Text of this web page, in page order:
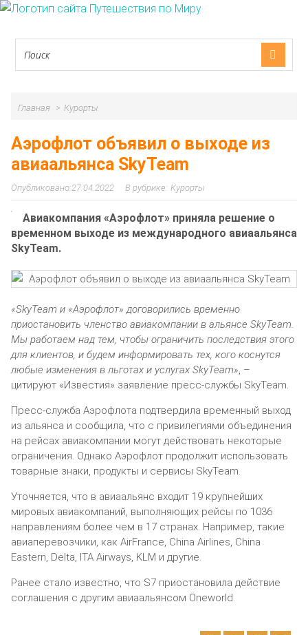
Главная Курорты
Аэрофлот объявил о выходе из
авиаальянса SkyTeam
27.04.2022 Курорты
Авиакомпания «Аэрофлот» приняла решение о
временном выходе из международного авиаальянса
SkyTeam.
«SkyTeam и «Аэрофлот» договорились временно
приостановить членство авиакомпании в альянсе SkyTeam.
Мы работаем над тем, чтобы ограничить последствия этого
для клиентов, и будем информировать тех, кого коснутся
любые изменения в льготах и услугах SkyTeam» , –
цитируют «Известия» заявление пресс-службы SkyTeam.
Пресс-служба Аэрофлота подтвердила временный выход
из альянса и сообщила, что с привилегиями объединения
на рейсах авиакомпании могут действовать некоторые
ограничения. Однако Аэрофлот продолжит использовать
товарные знаки, продукты и сервисы SkyTeam.
Уточняется, что в авиаальянс входит 19 крупнейших
мировых авиакомпаний, выполняющих рейсы по 1036
направлениям более чем в 17 странах. Например, такие
авиаперевозчики, как AirFrance, China Airlines, China
Eastern, Delta, ITA Airways, KLM и другие.
Ранее стало известно, что S7 приостановила действие
соглашения с другим авиаальянсом Oneworld.